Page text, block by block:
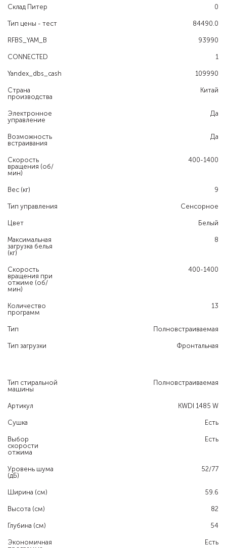
Склад Питер 0
Тип цены - тест 84490.0
RFBS_YAM_B 93990
CONNECTED 1
Yandex_dbs_cash 109990
Страна
производства
Китай
Электронное
управление
Да
Возможность
встраивания
Да
Скорость
вращения (об/
мин)
400-1400
Вес (кг) 9
Тип управления Сенсорное
Цвет Белый
Максимальная
загрузка белья
(кг)
8
Скорость
вращения при
отжиме (об/
мин)
400-1400
Количество
программ
13
Тип Полновстраиваемая
Тип загрузки Фронтальная
Тип стиральной
машины
Полновстраиваемая
Артикул KWDI 1485 W
Сушка Есть
Выбор
скорости
отжима
Есть
Уровень шума
(дБ)
52/77
Ширина (см) 59.6
Высота (см) 82
Глубина (см) 54
Экономичная
Есть